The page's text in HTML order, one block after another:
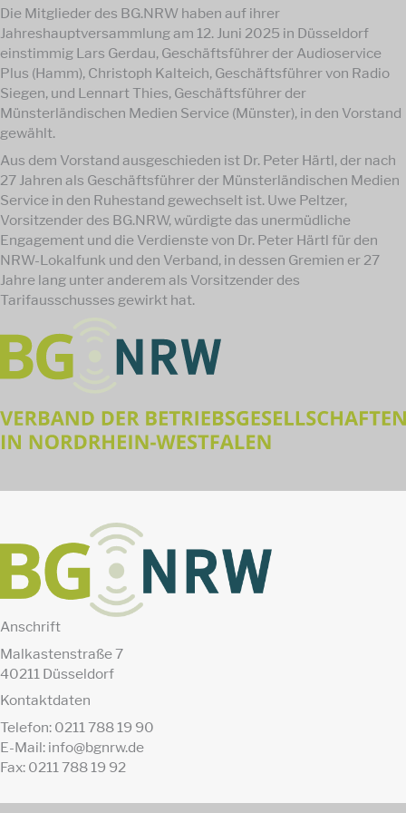
Die Mitglieder des BG.NRW haben auf ihrer
Jahreshauptversammlung am 12. Juni 2025 in Düsseldorf
einstimmig Lars Gerdau, Geschäftsführer der Audioservice
Plus (Hamm), Christoph Kalteich, Geschäftsführer von Radio
Siegen, und Lennart Thies, Geschäftsführer der
Münsterländischen Medien Service (Münster), in den Vorstand
gewählt.
Aus dem Vorstand ausgeschieden ist Dr. Peter Härtl, der nach
27 Jahren als Geschäftsführer der Münsterländischen Medien
Service in den Ruhestand gewechselt ist. Uwe Peltzer,
Vorsitzender des BG.NRW, würdigte das unermüdliche
Engagement und die Verdienste von Dr. Peter Härtl für den
NRW-Lokalfunk und den Verband, in dessen Gremien er 27
Jahre lang unter anderem als Vorsitzender des
Tarifausschusses gewirkt hat.
Anschrift
Malkastenstraße 7
40211 Düsseldorf
Kontaktdaten
Telefon: 0211 788 19 90
E-Mail: info@bgnrw.de
Fax: 0211 788 19 92